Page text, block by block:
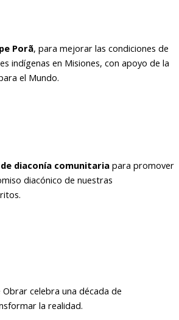
Porã, para mejorar las condiciones de
indígenas en Misiones, con apoyo de la
el Mundo.
diaconía comunitaria para promover
diacónico de nuestras
celebra una década de
la realidad.